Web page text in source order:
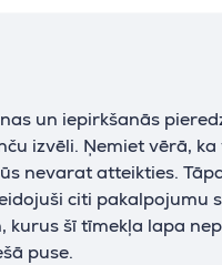
un iepirkšanās
izvēli. Ņemiet vērā,
nevarat atteikties.
citi pakalpojumu
kurus šī tīmekļa lapa
puse.
A
A
Beko, 15 komplekti,
59.8 cm - Iebūvējama
mazgājamā mašīna
BDIN38561P